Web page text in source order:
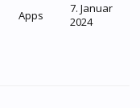
Apps
7. Januar
2024